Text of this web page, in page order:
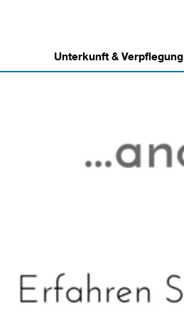
Unterkunft & Verpflegung